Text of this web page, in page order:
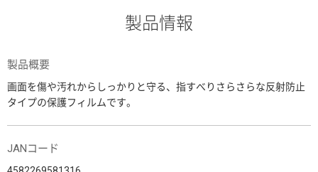
製品情報
製品概要
画面を傷や汚れからしっかりと守る、指すべりさらさらな反射防止
タイプの保護フィルムです。
JANコード